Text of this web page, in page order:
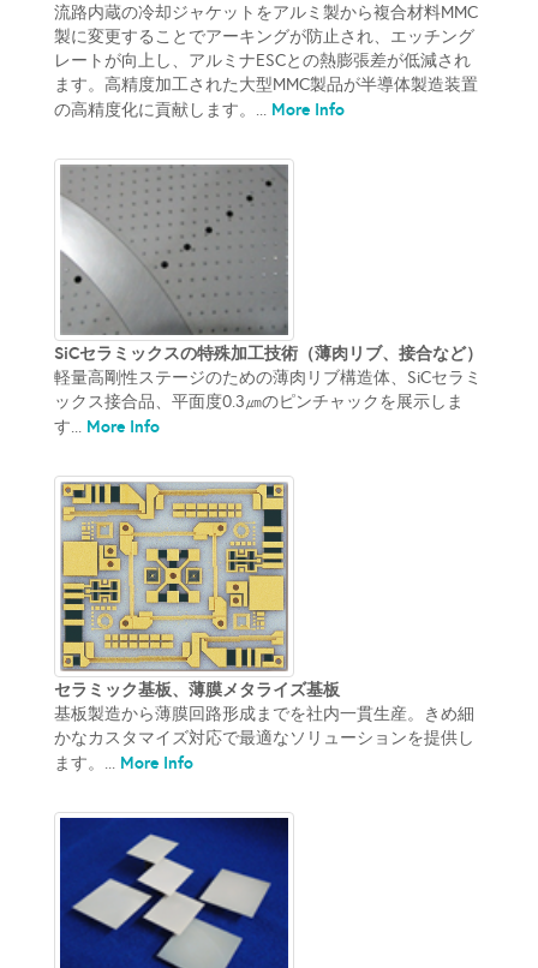
流路内蔵の冷却ジャケットをアルミ製から複合材料MMC
製に変更することでアーキングが防止され、エッチング
レートが向上し、アルミナESCとの熱膨張差が低減され
ます。高精度加工された大型MMC製品が半導体製造装置
の高精度化に貢献します。... More Info
SiCセラミックスの特殊加工技術（薄肉リブ、接合など）
軽量高剛性ステージのための薄肉リブ構造体、SiCセラミ
ックス接合品、平面度0.3㎛のピンチャックを展示しま
す... More Info
セラミック基板、薄膜メタライズ基板
基板製造から薄膜回路形成までを社内一貫生産。きめ細
かなカスタマイズ対応で最適なソリューションを提供し
ます。... More Info